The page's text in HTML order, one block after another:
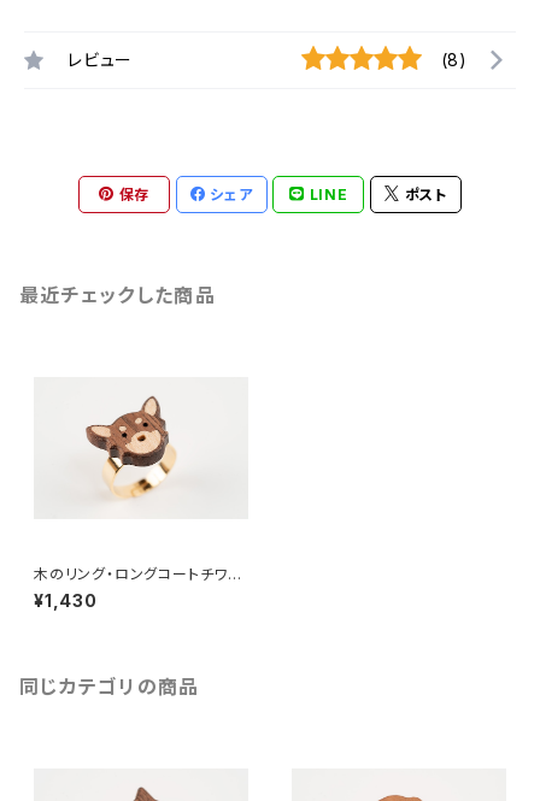
レビュー (8)
保存 シェア LINE ポスト
最近チェックした商品
木のリング・ロングコートチワ
ワ・ブラックタン
¥1,430
同じカテゴリの商品